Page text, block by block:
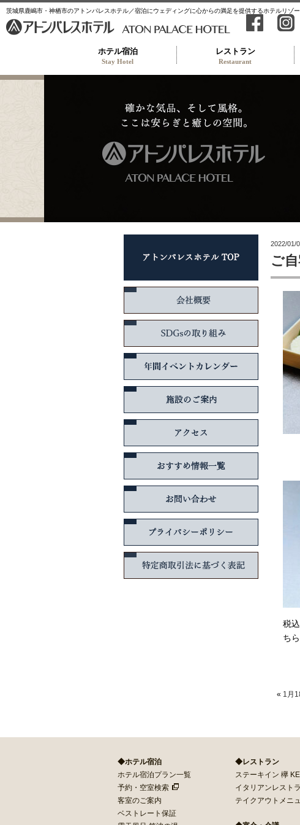
茨城県鹿嶋市・神栖市のアトンパレスホテル／宿泊にウェディングに心からの満足を提供するホテルリゾー
ホテル宿泊
Stay Hotel
レストラン
Restaurant
2022/01/
ご
税
ち
« 1月
アトンパ
会社概要
SDGsの取
年間イベ
施設のご案
プライバ
特定商取
◆ホテル宿泊
ホテル宿泊プラン一覧
予約・空室検索
客室のご案内
ベストレート保証
◆レストラン
ステーキイン 欅
イタリアンレスト
テイクアウトメニ